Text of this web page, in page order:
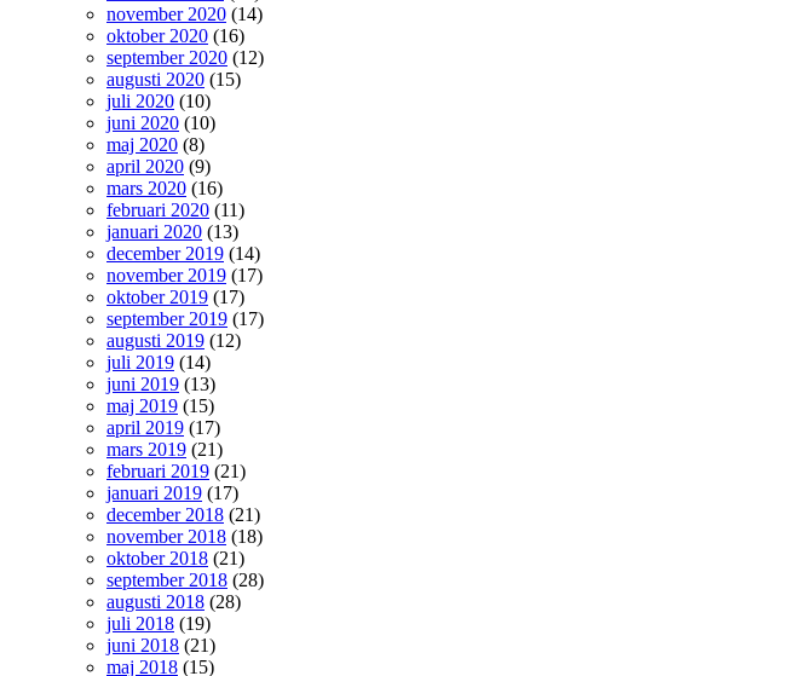
november 2020 (14)
oktober 2020 (16)
september 2020 (12)
augusti 2020 (15)
juli 2020 (10)
juni 2020 (10)
maj 2020 (8)
april 2020 (9)
mars 2020 (16)
februari 2020 (11)
januari 2020 (13)
december 2019 (14)
november 2019 (17)
oktober 2019 (17)
september 2019 (17)
augusti 2019 (12)
juli 2019 (14)
juni 2019 (13)
maj 2019 (15)
april 2019 (17)
mars 2019 (21)
februari 2019 (21)
januari 2019 (17)
december 2018 (21)
november 2018 (18)
oktober 2018 (21)
september 2018 (28)
augusti 2018 (28)
juli 2018 (19)
juni 2018 (21)
maj 2018 (15)